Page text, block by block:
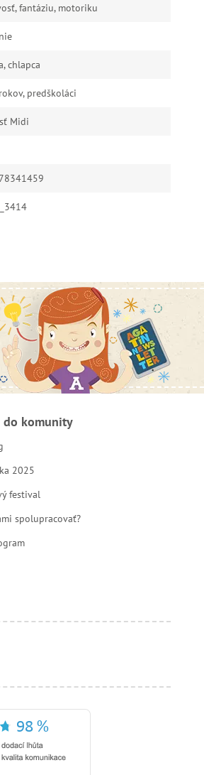
fantáziu, motoriku
chlapca
predškoláci
Midi
do komunity
2025
festival
spolupracovať?